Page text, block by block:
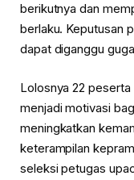
berikutnya dan
berlaku. Keputusan
dapat diganggu
Lolosnya 22 peserta
menjadi motivasi
meningkatkan
keterampilan
seleksi petugas